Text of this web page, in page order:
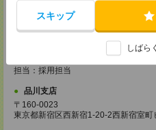
スキップ
しばら
担当：採用担当
〒400-0031 山梨県甲府市丸の内2-
担当：採用担当
品川支店
〒160-0023
東京都新宿区西新宿1-20-2西新宿室町